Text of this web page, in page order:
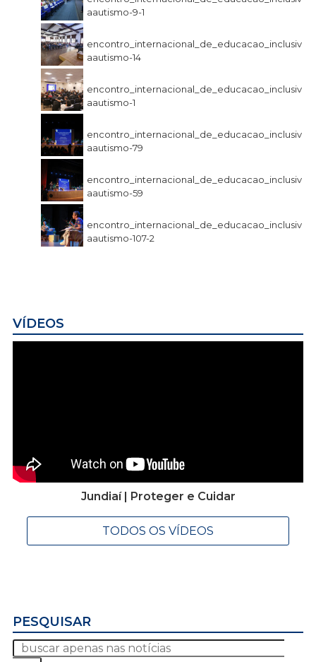
aautismo-9-1
encontro_internacional_de_educacao_inclusiv
aautismo-14
encontro_internacional_de_educacao_inclusiv
aautismo-1
encontro_internacional_de_educacao_inclusiv
aautismo-79
encontro_internacional_de_educacao_inclusiv
aautismo-59
encontro_internacional_de_educacao_inclusiv
aautismo-107-2
VÍDEOS
Jundiaí | Proteger e Cuidar
TODOS OS VÍDEOS
PESQUISAR